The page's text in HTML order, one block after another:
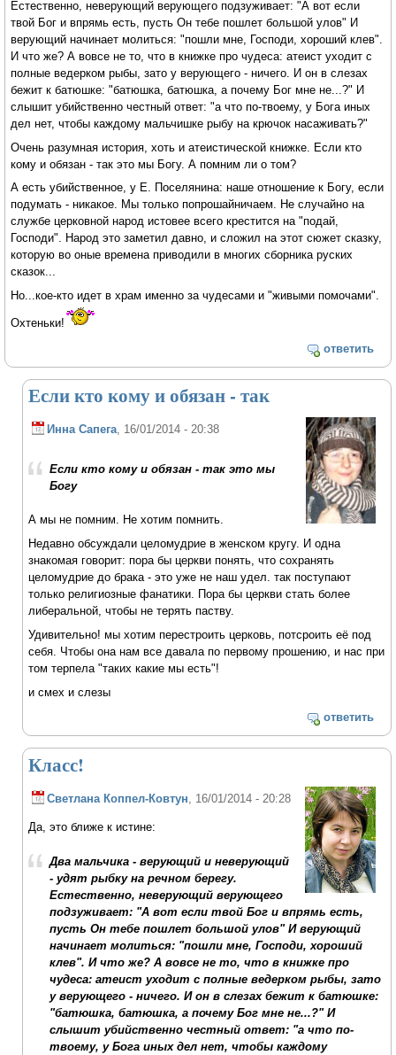
Естественно, неверующий верующего подзуживает: "А вот если
твой Бог и впрямь есть, пусть Он тебе пошлет большой улов" И
верующий начинает молиться: "пошли мне, Господи, хороший клев".
И что же? А вовсе не то, что в книжке про чудеса: атеист уходит с
полные ведерком рыбы, зато у верующего - ничего. И он в слезах
бежит к батюшке: "батюшка, батюшка, а почему Бог мне не...?" И
слышит убийственно честный ответ: "а что по-твоему, у Бога иных
дел нет, чтобы каждому мальчишке рыбу на крючок насаживать?"
Очень разумная история, хоть и атеистической книжке. Если кто
кому и обязан - так это мы Богу. А помним ли о том?
А есть убийственное, у Е. Поселянина: наше отношение к Богу, если
подумать - никакое. Мы только попрошайничаем. Не случайно на
службе церковной народ истовее всего крестится на "подай,
Господи". Народ это заметил давно, и сложил на этот сюжет сказку,
которую во оные времена приводили в многих сборника руских
сказок...
Но...кое-кто идет в храм именно за чудесами и "живыми помочами".
Охтеньки!
ответить
Если кто кому и обязан - так
Инна Сапега, 16/01/2014 - 20:38
Если кто кому и обязан - так это мы
Богу
А мы не помним. Не хотим помнить.
Недавно обсуждали целомудрие в женском кругу. И одна
знакомая говорит: пора бы церкви понять, что сохранять
целомудрие до брака - это уже не наш удел. так поступают
только религиозные фанатики. Пора бы церкви стать более
либеральной, чтобы не терять паству.
Удивительно! мы хотим перестроить церковь, потсроить её под
себя. Чтобы она нам все давала по первому прошению, и нас при
том терпела "таких какие мы есть"!
и смех и слезы
ответить
Класс!
Светлана Коппел-Ковтун , 16/01/2014 - 20:28
Да, это ближе к истине:
Два мальчика - верующий и неверующий
- удят рыбку на речном берегу.
Естественно, неверующий верующего
подзуживает: "А вот если твой Бог и впрямь есть,
пусть Он тебе пошлет большой улов" И верующий
начинает молиться: "пошли мне, Господи, хороший
клев". И что же? А вовсе не то, что в книжке про
чудеса: атеист уходит с полные ведерком рыбы, зато
у верующего - ничего. И он в слезах бежит к батюшке:
"батюшка, батюшка, а почему Бог мне не...?" И
слышит убийственно честный ответ: "а что по-
твоему, у Бога иных дел нет, чтобы каждому